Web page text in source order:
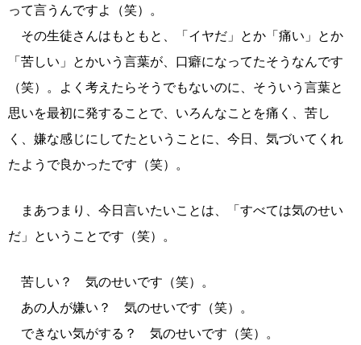
って言うんですよ（笑）。
その生徒さんはもともと、「イヤだ」とか「痛い」とか
「苦しい」とかいう言葉が、口癖になってたそうなんです
（笑）。よく考えたらそうでもないのに、そういう言葉と
思いを最初に発することで、いろんなことを痛く、苦し
く、嫌な感じにしてたということに、今日、気づいてくれ
たようで良かったです（笑）。
まあつまり、今日言いたいことは、「すべては気のせい
だ」ということです（笑）。
苦しい？ 気のせいです（笑）。
あの人が嫌い？ 気のせいです（笑）。
できない気がする？ 気のせいです（笑）。